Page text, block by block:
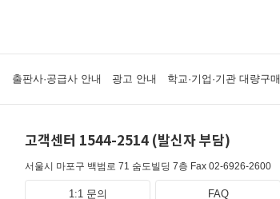
출판사·공급사 안내 광고 안내 학교·기업·기관 대량구매
고객센터 1544-2514 (발신자 부담)
서울시 마포구 백범로 71 숨도빌딩 7층 Fax 02-6926-2600
1:1 문의 FAQ